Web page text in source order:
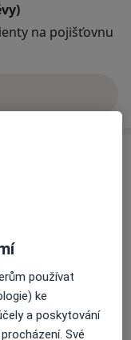
na pojišťovnu
důležité.
používat
ke
a poskytování
Své